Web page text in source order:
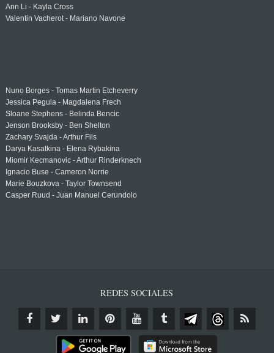
Ann Li - Kayla Cross
Valentin Vacherot - Mariano Navone
Nuno Borges - Tomas Martin Etcheverry
Jessica Pegula - Magdalena Frech
Sloane Stephens - Belinda Bencic
Jenson Brooksby - Ben Shelton
Zachary Svajda - Arthur Fils
Darya Kasatkina - Elena Rybakina
Miomir Kecmanovic - Arthur Rinderknech
Ignacio Buse - Cameron Norrie
Marie Bouzkova - Taylor Townsend
Casper Ruud - Juan Manuel Cerundolo
REDES SOCIALES